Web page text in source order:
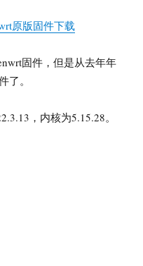
原版固件下载
固件，但是从去年年
了。
，内核为5.15.28。